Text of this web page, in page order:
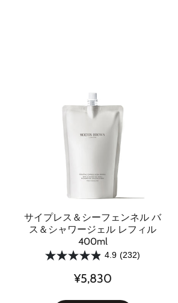
サイプレス＆シーフェンネル バ
ス＆シャワージェル レフィル
400ml
4.9 (232)
¥5,830